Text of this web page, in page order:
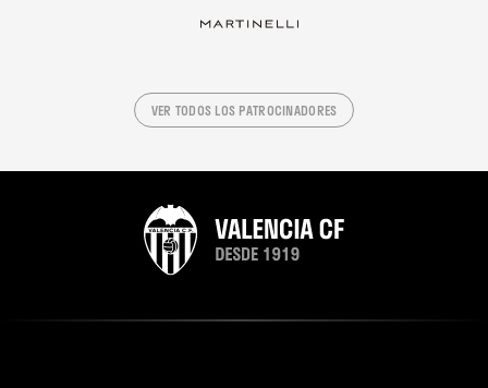
VER TODOS LOS PATROCINADORES